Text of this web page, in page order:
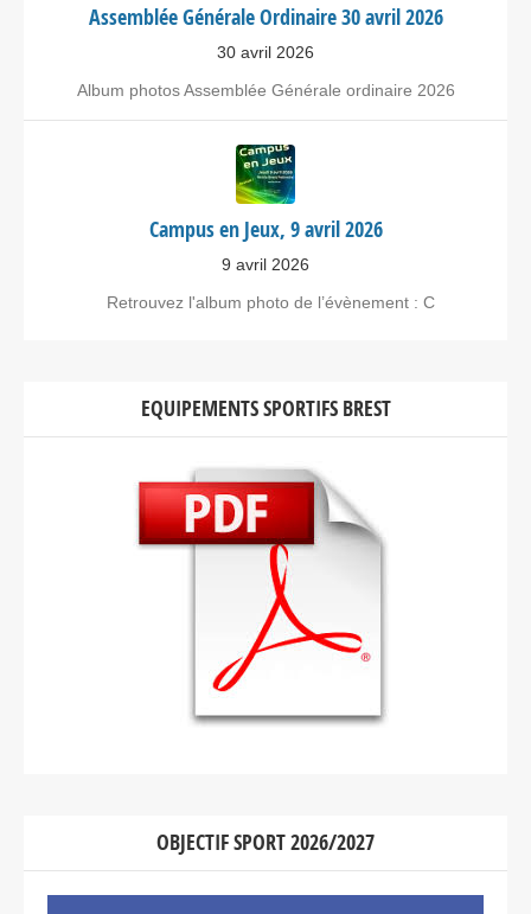
Assemblée Générale Ordinaire 30 avril 2026
30 avril 2026
Album photos Assemblée Générale ordinaire 2026
Campus en Jeux, 9 avril 2026
9 avril 2026
Retrouvez l'album photo de l’évènement : C
EQUIPEMENTS SPORTIFS BREST
OBJECTIF SPORT 2026/2027